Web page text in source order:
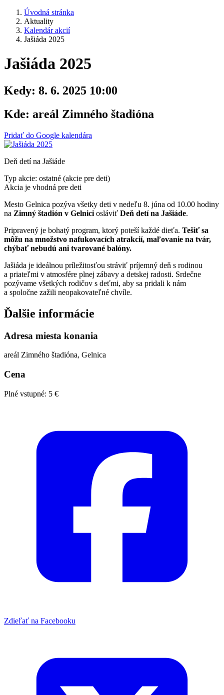
Úvodná stránka
Aktuality
Kalendár akcií
Jašiáda 2025
Jašiáda 2025
Kedy: 8. 6. 2025 10:00
Kde: areál Zimného štadióna
Pridať do Google kalendára
Deň detí na Jašiáde
Typ akcie: ostatné (akcie pre deti)
Akcia je vhodná pre deti
Mesto Gelnica pozýva všetky deti v nedeľu 8. júna od 10.00 hodiny
na Zimný štadión v Gelnici osláviť Deň detí na Jašiáde.
Pripravený je bohatý program, ktorý poteší každé dieťa. Tešiť sa
môžu na množstvo nafukovacích atrakcií, maľovanie na tvár,
chýbať nebudú ani tvarované balóny.
Jašiáda je ideálnou príležitosťou stráviť príjemný deň s rodinou
a priateľmi v atmosfére plnej zábavy a detskej radosti. Srdečne
pozývame všetkých rodičov s deťmi, aby sa pridali k nám
a spoločne zažili neopakovateľné chvíle.
Ďalšie informácie
Adresa miesta konania
areál Zimného štadióna, Gelnica
Cena
Plné vstupné: 5 €
Zdieľať na Facebooku